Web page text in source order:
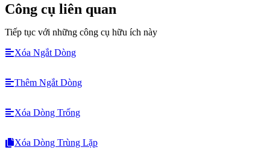
Công cụ liên quan
Tiếp tục với những công cụ hữu ích này
Xóa Ngắt Dòng
Thêm Ngắt Dòng
Xóa Dòng Trống
Xóa Dòng Trùng Lặp